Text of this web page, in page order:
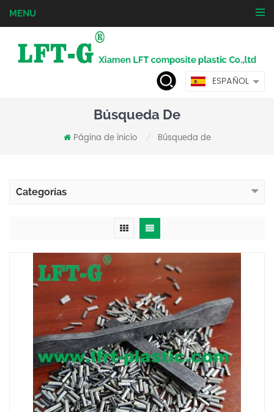
MENU
ESPAÑOL
Búsqueda De
Página de inicio Búsqueda de
Categorías